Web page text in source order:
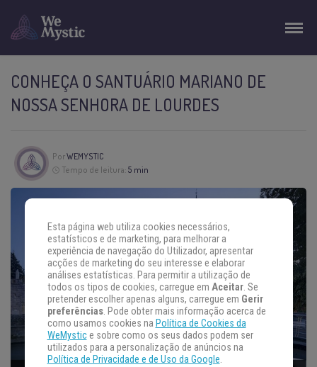
CONHEÇA O SANTUÁRIO MARIANO DE
NOSSA SENHORA DE LOURDES
PorWEMYSTIC
Tempo de leitura: 5 min
Esta página web utiliza cookies necessários,
estatísticos e de marketing, para melhorar a
experiência de navegação do Utilizador, apresentar
acções de marketing do seu interesse e elaborar
análises estatísticas. Para permitir a utilização de
todos os tipos de cookies, carregue em Aceitar. Se
pretender escolher apenas alguns, carregue em Gerir
preferências. Pode obter mais informação acerca de
como usamos cookies na Política de Cookies da
WeMystice sobre como os seus dados podem ser
utilizados para a personalização de anúncios na
Política de Privacidade e de Uso da Google.